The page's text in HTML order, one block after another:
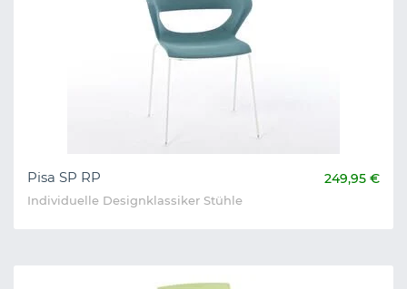
Pisa SP RP 249,95 €
Individuelle Designklassiker Stühle